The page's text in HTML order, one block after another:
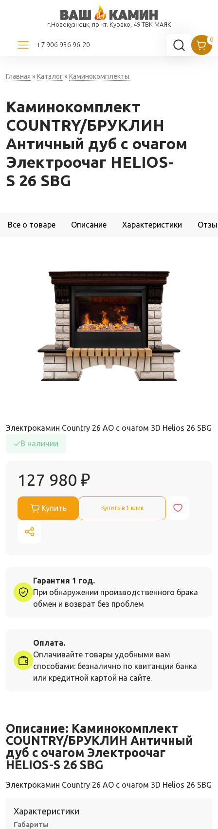
г.Новокузнецк, пр-кт. Курако, 49 ТВК МАЯК
+7 906 936 96-20
Главная »Каталог»Каминокомплекты
Каминокомплект
COUNTRY/БРУКЛИН
Античный дуб с очагом
Электроочаг HELIOS-
S 26 SBG
Все о товаре Описание Характеристики
Электрокамин Country 26 AO с очагом 3D Helios 26 SBG
В наличии
127 980 ₽
Купить Купить в 1 клик
Гарантия 1 год.
При обнаружении производственного брака
обмен и возврат без проблем
Оплата.
Оплачивайте товары удобными вам
способами: безналично по квитанции банка
или кредитной картой на сайте.
Описание: Каминокомплект
COUNTRY/БРУКЛИН Античный
дуб с очагом Электроочаг
HELIOS-S 26 SBG
Электрокамин Country 26 AO с очагом 3D Helios 26 SBG
Характеристики
Габариты